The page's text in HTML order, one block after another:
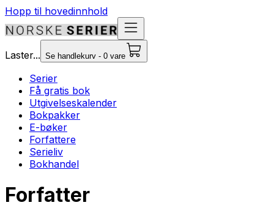
Hopp til hovedinnhold
Laster... Se handlekurv - 0 vare
Serier
Få gratis bok
Utgivelseskalender
Bokpakker
E-bøker
Forfattere
Serieliv
Bokhandel
Forfatter